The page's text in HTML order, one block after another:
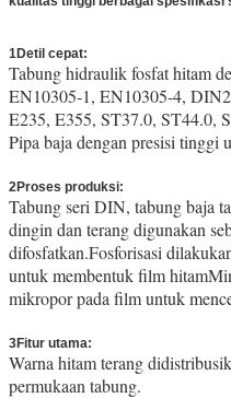
1Detil cepat:
Tabung hidraulik fosfat hitam
EN10305-1, EN10305-4,
E235, E355, ST37.0, ST44.0,
Pipa baja dengan presisi tinggi
2Proses produksi:
Tabung seri DIN, tabung baja
dingin dan terang digunakan
difosfatkan.Fosforisasi
untuk membentuk film
mikropor pada film untuk
3Fitur utama:
Warna hitam terang
permukaan tabung.